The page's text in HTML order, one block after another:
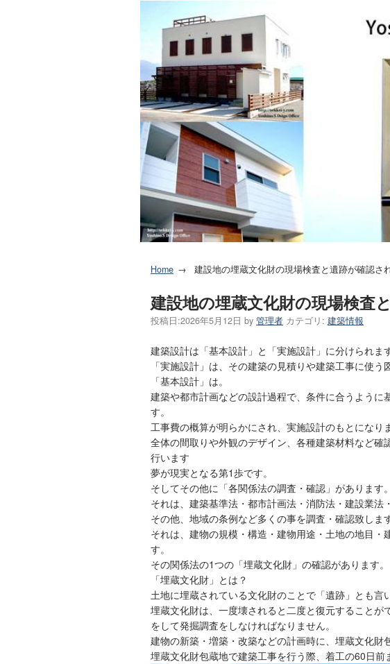
Home 建設地の埋蔵文化財の現場検査と遺跡が確認さ
建設地の埋蔵文化財の現場検査
投稿日:2026年5月12日 by 管理者 カテゴリ: 建築情報
建築設計は「基本設計」と「実施設計」に分けられます
「実施設計」は、その建築の見積りや建築工事に使う
「基本設計」は。
建築や都市計画などの設計過程で、条件に合うように
す。
工事費の概算が明らかにされ、実施設計のもとになり
全体の間取りや外観のデザイン、各種建築材料など
行います
夢が現実となる第1歩です。
そしてその他に「各関係法の調査・確認」があります。
それは、建築基準法・都市計画法・消防法・建設業法
その他、地域の条例など多くの事を調査・確認致します
それは、建物の規模・構造・建物用途・土地の地目
す。
その関係法の1つの「埋蔵文化財」の確認があります。
「埋蔵文化財」とは？
土地に埋蔵されている文化財のことで「遺跡」とも言
埋蔵文化財は、一度壊されると二度と復元すること
をして発掘調査をしなければなりません。
建物の新築・増築・改築などの計画時に、埋蔵文化財
埋蔵文化財包蔵地で建築工事を行う際、着工の60日前